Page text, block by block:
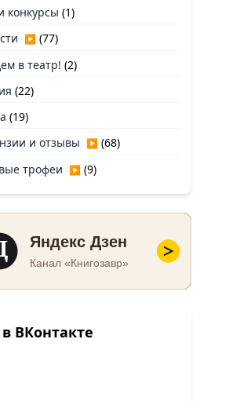
конкурсы (1)
▶ (77)
в театр! (2)
(22)
(19)
и отзывы ▶ (68)
трофеи ▶ (9)
Яндекс Дзен
Канал «Книгозавр»
ВКонтакте